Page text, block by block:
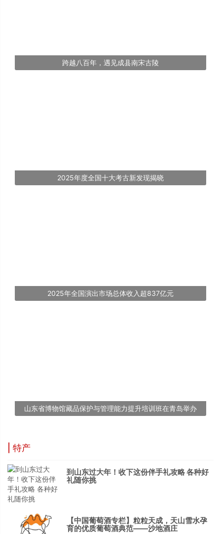
跨越八百年，遇见成县南宋古陵
2025年度全国十大考古新发现揭晓
2025年全国演出市场总体收入超837亿元
山东省博物馆藏品保护与管理能力提升培训班在青岛举办
| 特产
到山东过大年！收下这份伴手礼攻略 各种好
礼随你挑
【中国葡萄酒专栏】粒粒天成，天山雪水孕
育的优质葡萄酒典范——沙地酒庄